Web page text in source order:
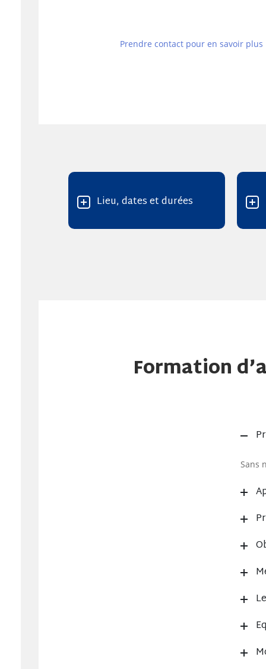
Prendre contact pour en savoir plus
Lieu, dates et durées
Formation
Sans